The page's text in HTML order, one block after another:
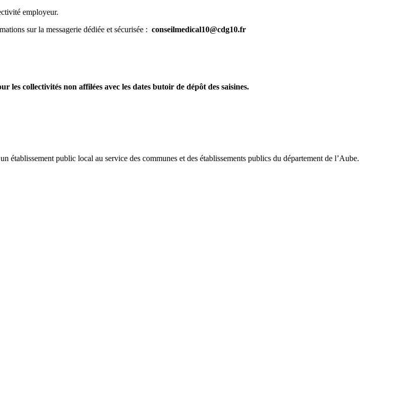
employeur.
sur la messagerie dédiée et sécurisée : conseilmedical10@cdg10.fr
les collectivités non affilées avec les dates butoir de dépôt des saisines.
public local au service des communes et des établissements publics du département de l’Aube.